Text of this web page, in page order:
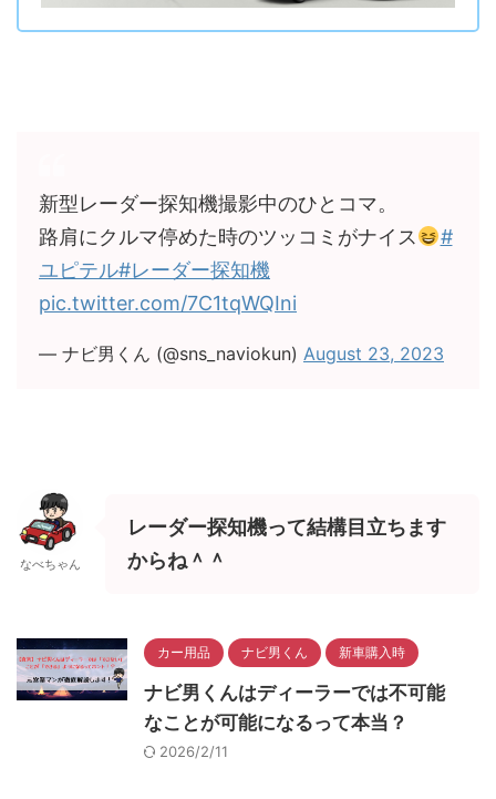
新型レーダー探知機撮影中のひとコマ。
路肩にクルマ停めた時のツッコミがナイス
#
ユピテル#レーダー探知機
pic.twitter.com/7C1tqWQIni
— ナビ男くん (@sns_naviokun) August 23, 2023
なべちゃん
レーダー探知機って結構目立ちます
からね＾＾
カー用品 ナビ男くん 新車購入時
ナビ男くんはディーラーでは不可能
なことが可能になるって本当？
2026/2/11